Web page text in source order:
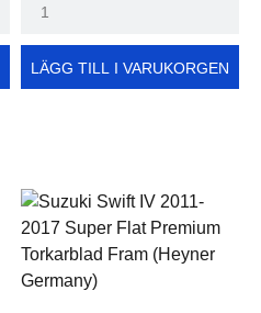
LÄGG TILL I VARUKORGEN